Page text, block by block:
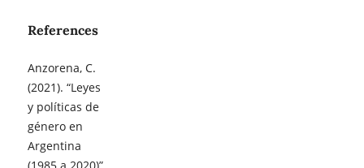
References
Anzorena, C.
(2021). “Leyes
y políticas de
género en
Argentina